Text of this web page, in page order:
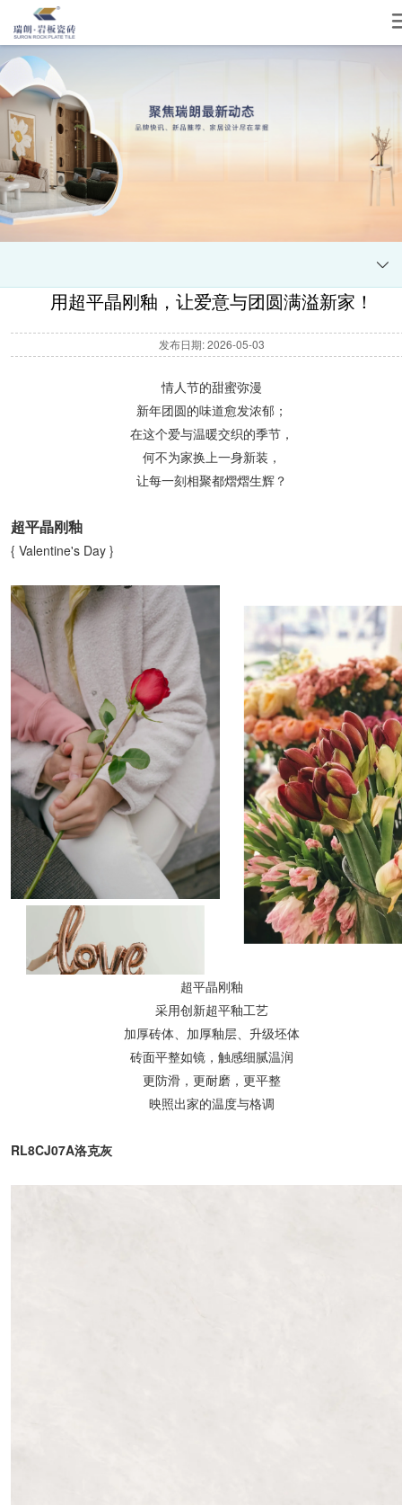
用超平晶刚釉，让爱意与团圆满溢新家！
发布日期: 2026-05-03
情人节的甜蜜弥漫
新年团圆的味道愈发浓郁；
在这个爱与温暖交织的季节，
何不为家换上一身新装，
让每一刻相聚都熠熠生辉？
超平晶刚釉
{ Valentine's Day }
超平晶刚釉
采用创新超平釉工艺
加厚砖体、加厚釉层、升级坯体
砖面平整如镜，触感细腻温润
更防滑，更耐磨，更平整
映照出家的温度与格调
RL8CJ07A洛克灰